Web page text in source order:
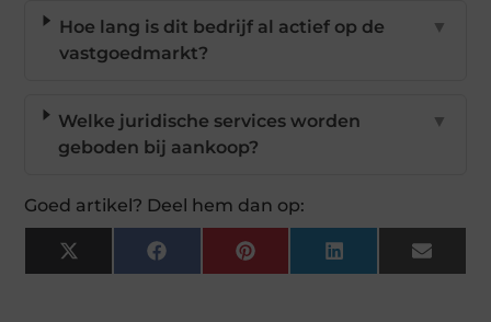
Hoe lang is dit bedrijf al actief op de
vastgoedmarkt?
▼
Welke juridische services worden
geboden bij aankoop?
▼
Goed artikel? Deel hem dan op:
X
(Twitter)
FacebookPinterestLinkedIn Email